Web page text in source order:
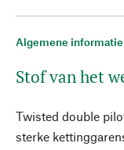
Algemene informatie
Stof van het
Twisted double
sterke